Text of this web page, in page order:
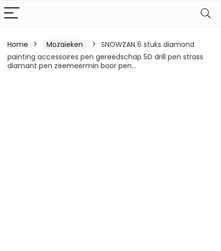
Home Mozaïeken
SNOWZAN 6 stuks diamond
painting accessoires pen gereedschap 5D drill pen strass
diamant pen zeemeermin boor pen…